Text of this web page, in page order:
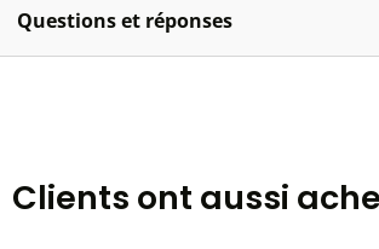
Questions et réponses
Clients ont aussi